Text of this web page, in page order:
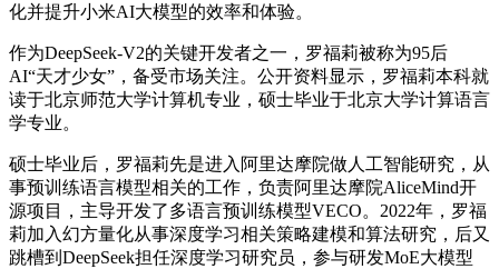
化并提升小米AI大模型的效率和体验。
作为DeepSeek-V2的关键开发者之一，罗福莉被称为95后
AI“天才少女”，备受市场关注。公开资料显示，罗福莉本科就
读于北京师范大学计算机专业，硕士毕业于北京大学计算语言
学专业。
硕士毕业后，罗福莉先是进入阿里达摩院做人工智能研究，从
事预训练语言模型相关的工作，负责阿里达摩院AliceMind开
源项目，主导开发了多语言预训练模型VECO。2022年，罗福
莉加入幻方量化从事深度学习相关策略建模和算法研究，后又
跳槽到DeepSeek担任深度学习研究员，参与研发MoE大模型